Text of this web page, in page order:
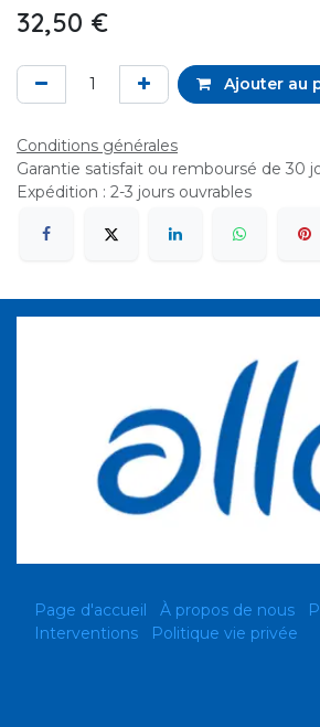
32,50 €
Ajouter au
Conditions générales
Garantie satisfait ou remboursé de 30
Expédition : 2-3 jours ouvrables
Page d'accueil À propos de nous
Interventions
Politique vie privée